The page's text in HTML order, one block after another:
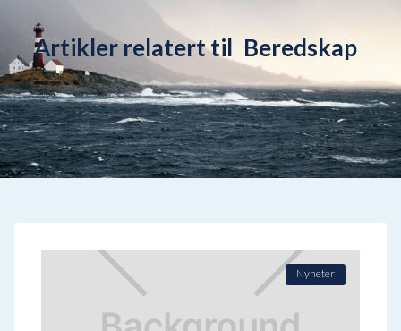
Artikler relatert til Beredskap
Nyheter